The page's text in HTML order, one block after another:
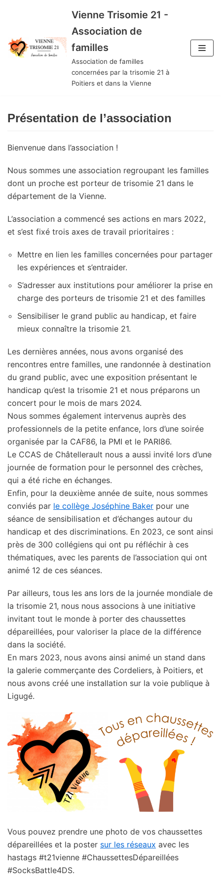
contenu
Vienne Trisomie 21 -
Association de
familles
Association de familles
concernées par la trisomie 21 à
Poitiers et dans la Vienne
Présentation de l’association
Bienvenue dans l’association !
Nous sommes une association regroupant les familles
dont un proche est porteur de trisomie 21 dans le
département de la Vienne.
L’association a commencé ses actions en mars 2022,
et s’est fixé trois axes de travail prioritaires :
Mettre en lien les familles concernées pour partager
les expériences et s’entraider.
S’adresser aux institutions pour améliorer la prise en
charge des porteurs de trisomie 21 et des familles
Sensibiliser le grand public au handicap, et faire
mieux connaître la trisomie 21.
Les dernières années, nous avons organisé des
rencontres entre familles, une randonnée à destination
du grand public, avec une exposition présentant le
handicap qu’est la trisomie 21 et nous préparons un
concert pour le mois de mars 2024.
Nous sommes également intervenus auprès des
professionnels de la petite enfance, lors d’une soirée
organisée par la CAF86, la PMI et le PARI86.
Le CCAS de Châtellerault nous a aussi invité lors d’une
journée de formation pour le personnel des crèches,
qui a été riche en échanges.
Enfin, pour la deuxième année de suite, nous sommes
conviés par le collège Joséphine Baker pour une
séance de sensibilisation et d’échanges autour du
handicap et des discriminations. En 2023, ce sont ainsi
près de 300 collégiens qui ont pu réfléchir à ces
thématiques, avec les parents de l’association qui ont
animé 12 de ces séances.
Par ailleurs, tous les ans lors de la journée mondiale de
la trisomie 21, nous nous associons à une initiative
invitant tout le monde à porter des chaussettes
dépareillées, pour valoriser la place de la différence
dans la société.
En mars 2023, nous avons ainsi animé un stand dans
la galerie commerçante des Cordeliers, à Poitiers, et
nous avons créé une installation sur la voie publique à
Ligugé.
Vous pouvez prendre une photo de vos chaussettes
dépareillées et la poster sur les réseaux avec les
hastags #t21vienne #ChaussettesDépareillées
#SocksBattle4DS.